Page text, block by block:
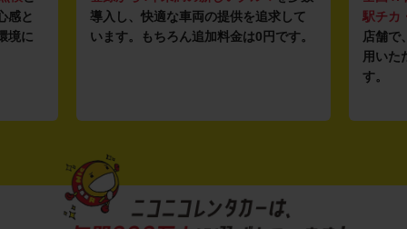
感と
境に
導入し、快適な車両の提供を追求して
います。もちろん追加料金は0円です。
駅チカ
店舗で
用いた
す。